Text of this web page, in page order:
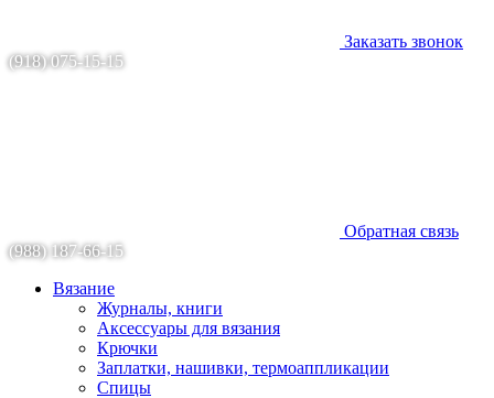
Заказать звонок
(918) 075-15-15
Обратная связь
(988) 187-66-15
Вязание
Журналы, книги
Аксессуары для вязания
Крючки
Заплатки, нашивки, термоаппликации
Спицы